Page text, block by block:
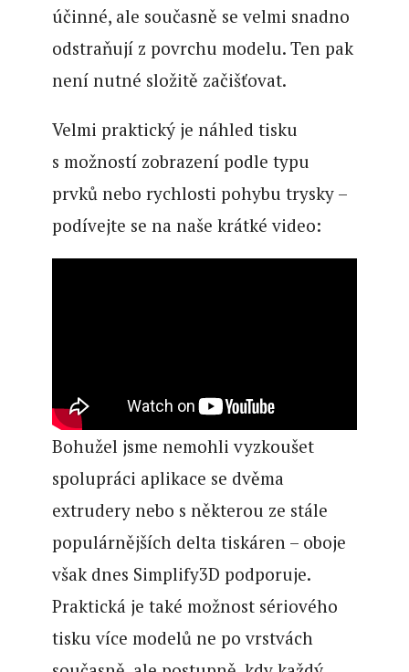
účinné, ale současně se velmi snadno
odstraňují z povrchu modelu. Ten pak
není nutné složitě začišťovat.
Velmi praktický je náhled tisku
s možností zobrazení podle typu
prvků nebo rychlosti pohybu trysky –
podívejte se na naše krátké video:
Bohužel jsme nemohli vyzkoušet
spolupráci aplikace se dvěma
extrudery nebo s některou ze stále
populárnějších delta tiskáren – oboje
však dnes Simplify3D podporuje.
Praktická je také možnost sériového
tisku více modelů ne po vrstvách